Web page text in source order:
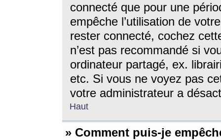
connecté que pour une
empêche l’utilisation de
rester connecté, cochez
n’est pas recommandé si
ordinateur partagé, ex.
etc. Si vous ne voyez pas
votre administrateur a
Haut
» Comment puis-je